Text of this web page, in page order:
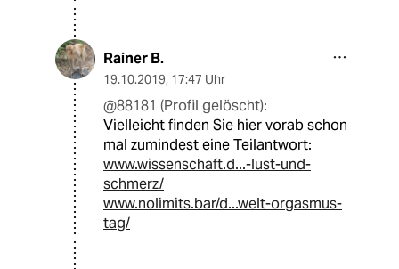
Rainer B.
19.10.2019, 17:47 Uhr
@88181 (Profil gelöscht):
Vielleicht finden Sie hier vorab schon
mal zumindest eine Teilantwort:
www.wissenschaft.d...-lust-und-
schmerz/
www.nolimits.bar/d...welt-orgasmus-
tag/